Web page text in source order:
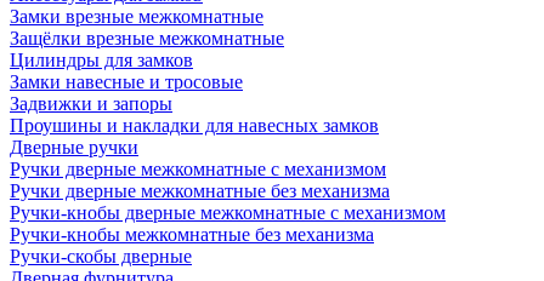
Замки врезные межкомнатные
Защёлки врезные межкомнатные
Цилиндры для замков
Замки навесные и тросовые
Задвижки и запоры
Проушины и накладки для навесных замков
Дверные ручки
Ручки дверные межкомнатные с механизмом
Ручки дверные межкомнатные без механизма
Ручки-кнобы дверные межкомнатные с механизмом
Ручки-кнобы межкомнатные без механизма
Ручки-скобы дверные